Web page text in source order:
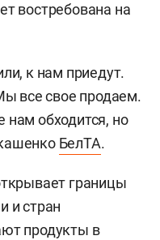
востребована на
к нам приедут.
все свое продаем.
обходится, но
БелТА.
границы
и стран
продукты в